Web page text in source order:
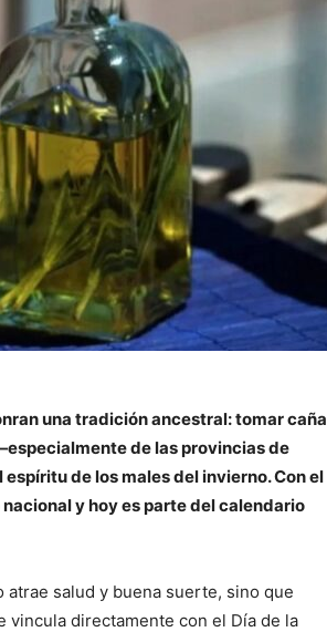
de
Argentina
una tradición ancestral: tomar caña
de las provincias de
de los males del invierno. Con el
y hoy es parte del calendario
salud y buena suerte, sino que
vincula directamente con el Día de la